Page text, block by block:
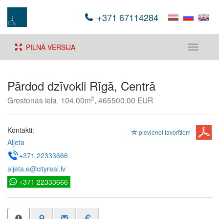
+371 67114284
Toggle
PILNĀ VERSIJA
Pārdod dzīvokli Rīgā, Centrā
Grostonas iela, 104.00m2, 465500.00 EUR
pievienot favorītiem
Kontakti:
Aljeta
+371 22333666
aljeta.e@cityreal.lv
+371 22333666